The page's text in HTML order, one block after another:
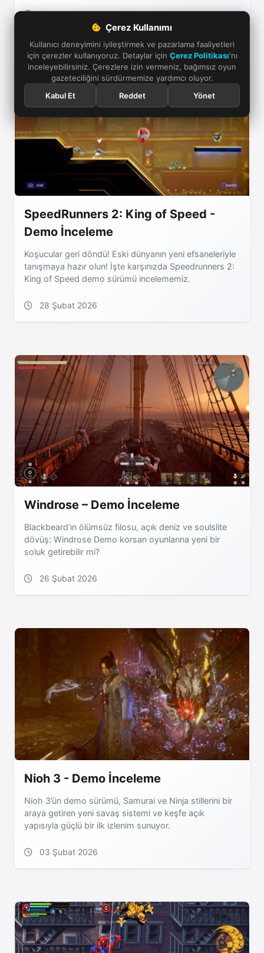
Çerez Kullanımı
Kullanıcı deneyimini iyileştirmek ve pazarlama faaliyetleri
için çerezler kullanıyoruz. Detaylar için Çerez Politikası'nı
inceleyebilirsiniz. Çerezlere izin vermeniz, bağımsız oyun
gazeteciliğini sürdürmemize yardımcı oluyor.
Kabul Et
Reddet Yönet
13 Mart 2026
SpeedRunners 2: King of Speed -
Demo İnceleme
Koşucular geri döndü! Eski dünyanın yeni efsaneleriyle
tanışmaya hazır olun! İşte karşınızda Speedrunners 2:
King of Speed demo sürümü incelememiz.
28 Şubat 2026
Windrose – Demo İnceleme
Blackbeard’ın ölümsüz filosu, açık deniz ve soulslite
dövüş: Windrose Demo korsan oyunlarına yeni bir
soluk getirebilir mi?
26 Şubat 2026
Nioh 3 - Demo İnceleme
Nioh 3’ün demo sürümü, Samurai ve Ninja stillerini bir
araya getiren yeni savaş sistemi ve keşfe açık
yapısıyla güçlü bir ilk izlenim sunuyor.
03 Şubat 2026